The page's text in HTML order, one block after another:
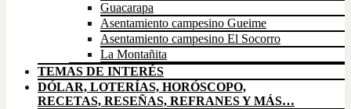
Guacarapa
Asentamiento campesino Gueime
Asentamiento campesino El Socorro
La Montañita
TEMAS DE INTERÉS
DÓLAR, LOTERÍAS, HORÓSCOPO,
RECETAS, RESEÑAS, REFRANES Y MÁS…